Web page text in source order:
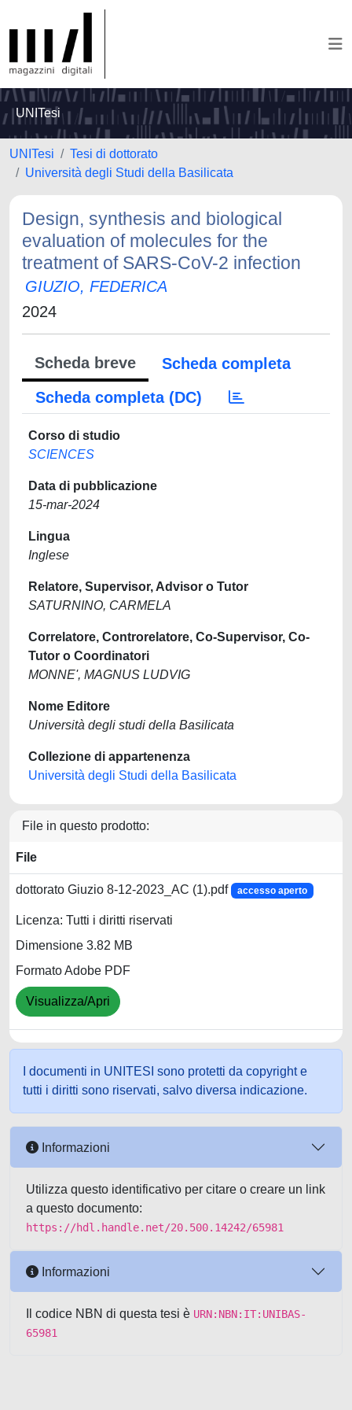
UNITesi
UNITesi
Tesi di dottorato
Università degli Studi della Basilicata
Design, synthesis and biological
evaluation of molecules for the
treatment of SARS-CoV-2 infection
GIUZIO, FEDERICA
2024
Scheda breve
Scheda completa
Scheda completa (DC)
Corso di studio
SCIENCES
Data di pubblicazione
15-mar-2024
Lingua
Inglese
Relatore, Supervisor, Advisor o Tutor
SATURNINO, CARMELA
Correlatore, Controrelatore, Co-Supervisor, Co-
Tutor o Coordinatori
MONNE', MAGNUS LUDVIG
Nome Editore
Università degli studi della Basilicata
Collezione di appartenenza
Università degli Studi della Basilicata
File in questo prodotto:
File
dottorato Giuzio 8-12-2023_AC (1).pdf accesso aperto
Licenza: Tutti i diritti riservati
Dimensione 3.82 MB
Formato Adobe PDF
Visualizza/Apri
I documenti in UNITESI sono protetti da copyright e
tutti i diritti sono riservati, salvo diversa indicazione.
Informazioni
Utilizza questo identificativo per citare o creare un link
a questo documento:
https://hdl.handle.net/20.500.14242/65981
Informazioni
Il codice NBN di questa tesi è URN:NBN:IT:UNIBAS-
65981